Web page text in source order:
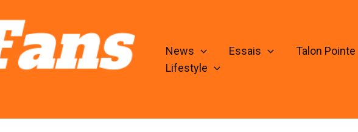
News Essais Talon Pointe
Lifestyle